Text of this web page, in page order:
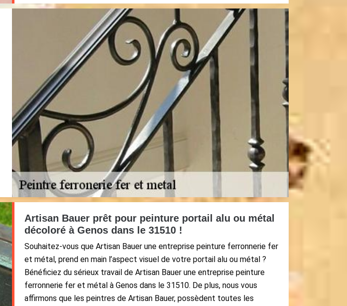
Artisan Bauer prêt pour peinture portail alu ou métal
décoloré à Genos dans le 31510 !
Souhaitez-vous que Artisan Bauer une entreprise peinture ferronnerie fer
et métal, prend en main l’aspect visuel de votre portail alu ou métal ?
Bénéficiez du sérieux travail de Artisan Bauer une entreprise peinture
ferronnerie fer et métal à Genos dans le 31510. De plus, nous vous
affirmons que les peintres de Artisan Bauer, possèdent toutes les